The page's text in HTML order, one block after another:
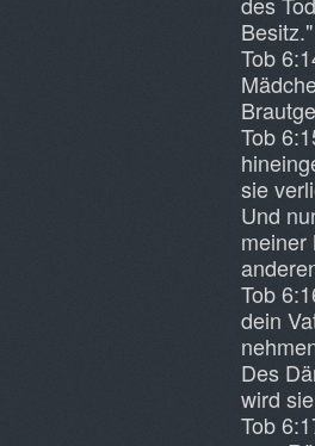
Besitz."
Tob
Tob
sie
Und
meiner
Tob
dein
Des
wird
Tob